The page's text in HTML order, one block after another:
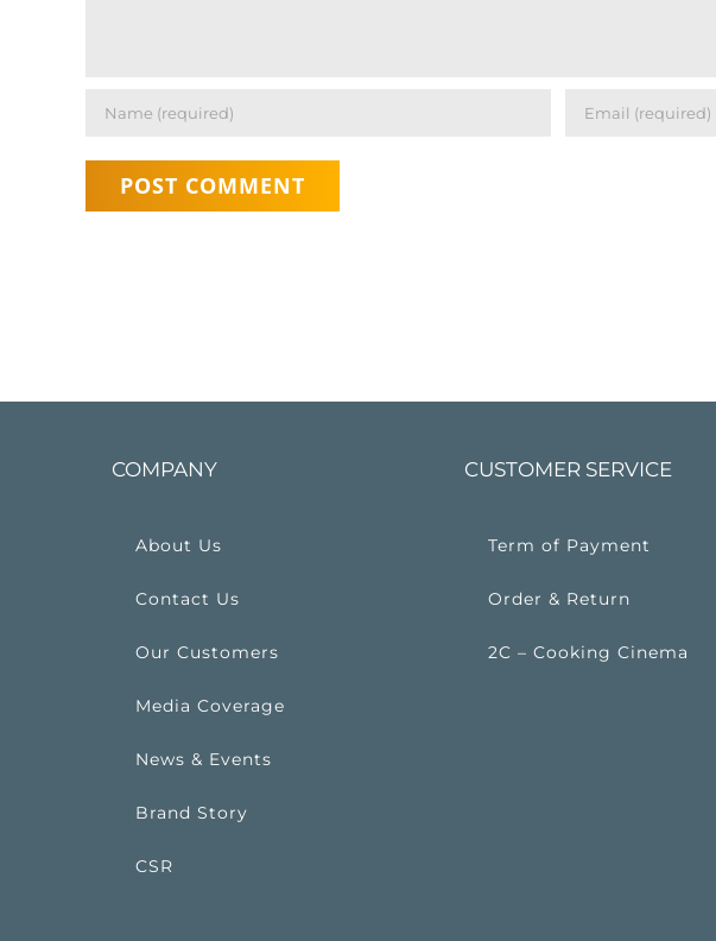
COMPANY
About Us
Contact Us
Our Customers
Media Coverage
News & Events
Brand Story
CSR
CUSTOMER SERVICE
Term of Payment
Order & Return
2C – Cooking Cinema